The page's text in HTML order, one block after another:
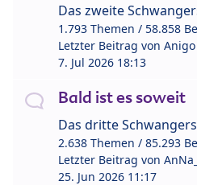
Das zweite
1.793 Themen / 58.858
Letzter Beitrag von Anigo
7. Jul 2026 18:13
Bald ist es soweit
Das dritte
2.638 Themen / 85.293
Letzter Beitrag von
25. Jun 2026 11:17